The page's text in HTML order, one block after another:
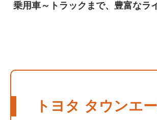
乗用車～トラックまで、豊富なラ
トヨタ タウンエ